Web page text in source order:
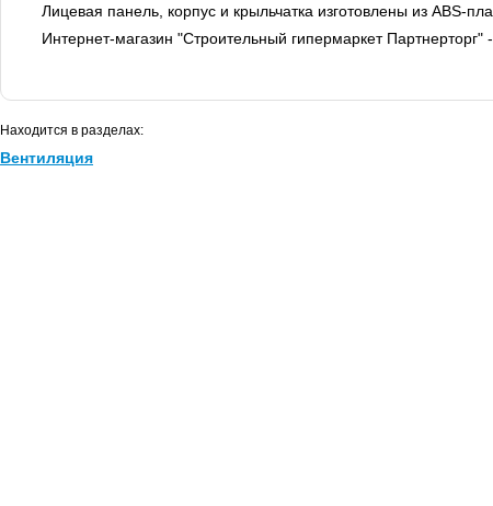
Лицевая панель, корпус и крыльчатка изготовлены из ABS-
Интернет-магазин "Строительный гипермаркет
Находится в разделах:
Вентиляция